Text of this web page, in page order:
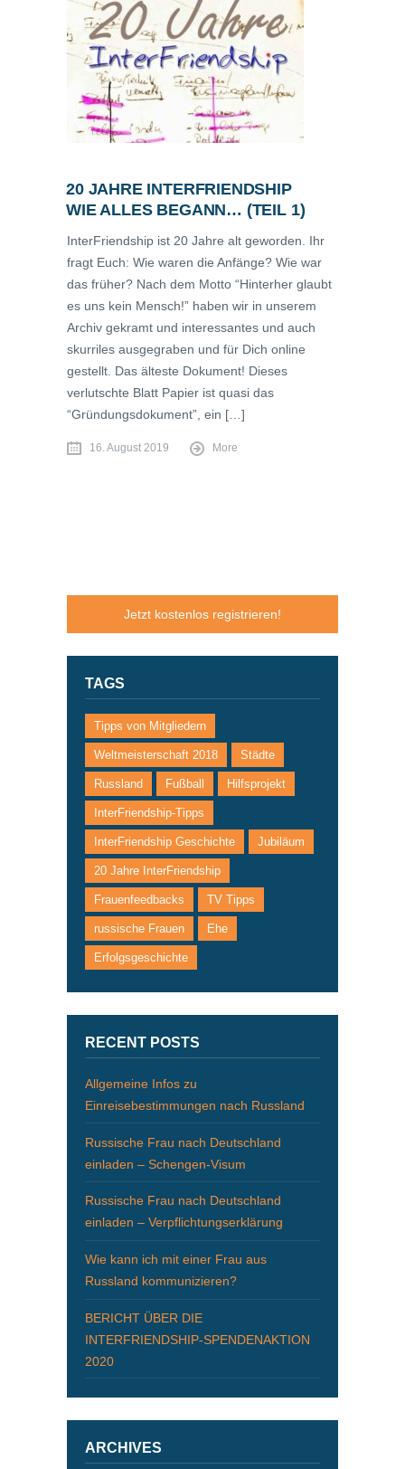
20 JAHRE INTERFRIENDSHIP
WIE ALLES BEGANN… (TEIL 1)
InterFriendship ist 20 Jahre alt geworden. Ihr
fragt Euch: Wie waren die Anfänge? Wie war
das früher? Nach dem Motto “Hinterher glaubt
es uns kein Mensch!” haben wir in unserem
Archiv gekramt und interessantes und auch
skurriles ausgegraben und für Dich online
gestellt. Das älteste Dokument! Dieses
verlutschte Blatt Papier ist quasi das
“Gründungsdokument”, ein […]
16. August 2019 More
Jetzt kostenlos registrieren!
TAGS
Tipps von Mitgliedern
Weltmeisterschaft 2018 Städte
Russland Fußball Hilfsprojekt
InterFriendship-Tipps
InterFriendship Geschichte Jubiläum
20 Jahre InterFriendship
Frauenfeedbacks TV Tipps
russische Frauen Ehe
Erfolgsgeschichte
RECENT POSTS
Allgemeine Infos zu
Einreisebestimmungen nach Russland
Russische Frau nach Deutschland
einladen – Schengen-Visum
Russische Frau nach Deutschland
einladen – Verpflichtungserklärung
Wie kann ich mit einer Frau aus
Russland kommunizieren?
BERICHT ÜBER DIE
INTERFRIENDSHIP-SPENDENAKTION
2020
ARCHIVES